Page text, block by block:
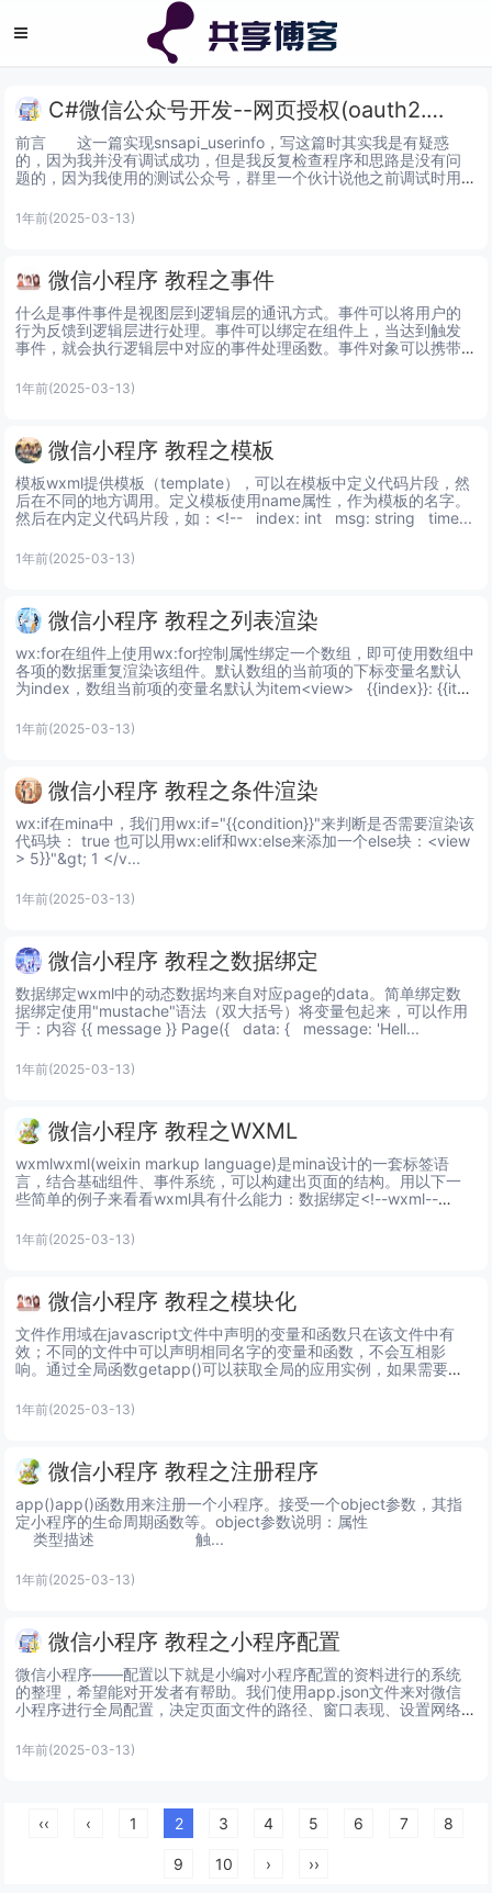
C#微信公众号开发--网页授权(oauth2.0)获取用户基本信息二
前言       这一篇实现snsapi_userinfo，写这篇时其实我是有疑惑
的，因为我并没有调试成功，但是我反复检查程序和思路是没有问
题的，因为我使用的测试公众号，群里一个伙计说他之前调试时用
1年前(2025-03-13)
微信小程序 教程之事件
什么是事件事件是视图层到逻辑层的通讯方式。事件可以将用户的
行为反馈到逻辑层进行处理。事件可以绑定在组件上，当达到触发
事件，就会执行逻辑层中对应的事件处理函数。事件对象可以携带
1年前(2025-03-13)
微信小程序 教程之模板
模板wxml提供模板（template），可以在模板中定义代码片段，然
后在不同的地方调用。定义模板使用name属性，作为模板的名字。
然后在内定义代码片段，如：<!--   index: int   msg: string   time...
1年前(2025-03-13)
微信小程序 教程之列表渲染
wx:for在组件上使用wx:for控制属性绑定一个数组，即可使用数组中
各项的数据重复渲染该组件。默认数组的当前项的下标变量名默认
为index，数组当前项的变量名默认为item<view>   {{index}}: {{ite
1年前(2025-03-13)
微信小程序 教程之条件渲染
wx:if在mina中，我们用wx:if="{{condition}}"来判断是否需要渲染该
代码块： true 也可以用wx:elif和wx:else来添加一个else块：<view
> 5}}"&gt; 1 </v...
1年前(2025-03-13)
微信小程序 教程之数据绑定
数据绑定wxml中的动态数据均来自对应page的data。简单绑定数
据绑定使用"mustache"语法（双大括号）将变量包起来，可以作用
于：内容 {{ message }} Page({   data: {   message: 'Hell...
1年前(2025-03-13)
微信小程序 教程之WXML
wxmlwxml(weixin markup language)是mina设计的一套标签语
言，结合基础组件、事件系统，可以构建出页面的结构。用以下一
些简单的例子来看看wxml具有什么能力：数据绑定<!--wxml--
1年前(2025-03-13)
微信小程序 教程之模块化
文件作用域在javascript文件中声明的变量和函数只在该文件中有
效；不同的文件中可以声明相同名字的变量和函数，不会互相影
响。通过全局函数getapp()可以获取全局的应用实例，如果需要全
1年前(2025-03-13)
微信小程序 教程之注册程序
app()app()函数用来注册一个小程序。接受一个object参数，其指
定小程序的生命周期函数等。object参数说明：属性
类型描述                       触...
1年前(2025-03-13)
微信小程序 教程之小程序配置
微信小程序――配置以下就是小编对小程序配置的资料进行的系统
的整理，希望能对开发者有帮助。我们使用app.json文件来对微信
小程序进行全局配置，决定页面文件的路径、窗口表现、设置网络
1年前(2025-03-13)
‹‹ ‹ 1 2 3 4 5 6 7 8
9 10 › ››